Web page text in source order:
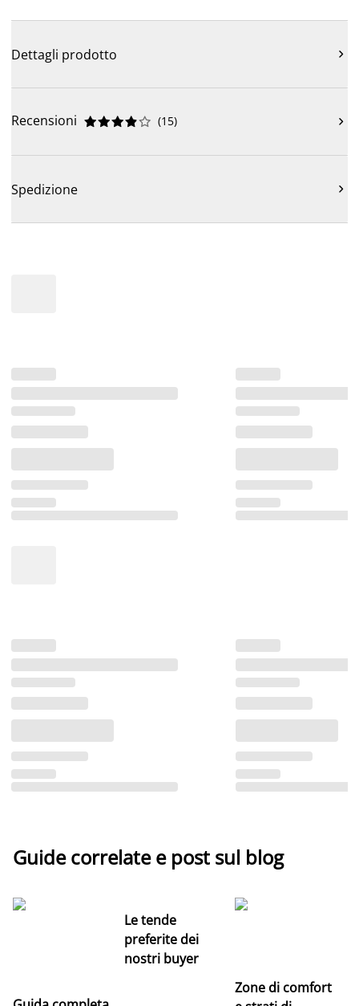
Dettagli prodotto 
Recensioni 




 (15) 
Spedizione 
Guide correlate e post sul blog
Le tende
preferite dei
nostri buyer
Zone di comfort